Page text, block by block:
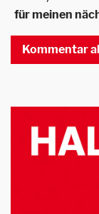
für meinen